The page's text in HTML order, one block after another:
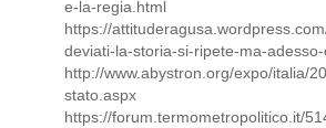
e-la-regia.html
https://
deviati-la-storia-si-ripete-ma-
http://www.abystron.org/expo/italia/
stato.aspx
https://forum.termometropolitico.it/